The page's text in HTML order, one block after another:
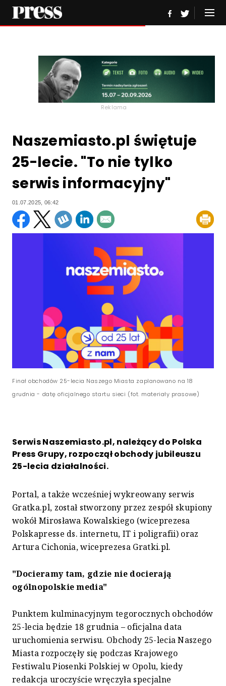
Reklama
Naszemiasto.pl świętuje
25-lecie. "To nie tylko
serwis informacyjny"
01.07.2025, 06:42
Finał obchodów 25-lecia Naszego Miasta zaplanowano na 18
grudnia - datę oficjalnego startu sieci (fot. materiały prasowe)
Serwis Naszemiasto.pl, należący do Polska
Press Grupy, rozpoczął obchody jubileuszu
25-lecia działalności.
Portal, a także wcześniej wykreowany serwis
Gratka.pl, został stworzony przez zespół skupiony
wokół Mirosława Kowalskiego (wiceprezesa
Polskapresse ds. internetu, IT i poligrafii) oraz
Artura Cichonia, wiceprezesa Gratki.pl.
"Docieramy tam, gdzie nie docierają
ogólnopolskie media"
Punktem kulminacyjnym tegorocznych obchodów
25-lecia będzie 18 grudnia – oficjalna data
uruchomienia serwisu. Obchody 25-lecia Naszego
Miasta rozpoczęły się podczas Krajowego
Festiwalu Piosenki Polskiej w Opolu, kiedy
redakcja uroczyście wręczyła specjalne